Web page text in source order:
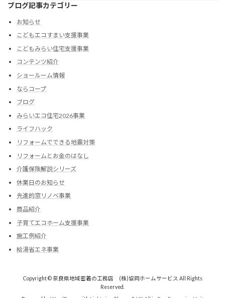
ブログ記事カテゴリー
お知らせ
こどもエコすまい支援事業
こどもみらい住宅支援事業
コンテンツ紹介
ショールーム情報
ならコープ
ブログ
みらいエコ住宅2026事業
ライフハック
リフォームでできる地震対策
リフォームとお金のはなし
介護保険解説シリーズ
休業日のお知らせ
先進的窓リノベ事業
商品紹介
子育てエコホーム支援事業
施工例紹介
給湯省エネ事業
Copyright © 奈良県地域密着の工務店 (株)協同ホームサービス All Rights
Reserved.